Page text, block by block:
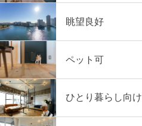
眺望良好
ペット可
ひとり暮らし向け